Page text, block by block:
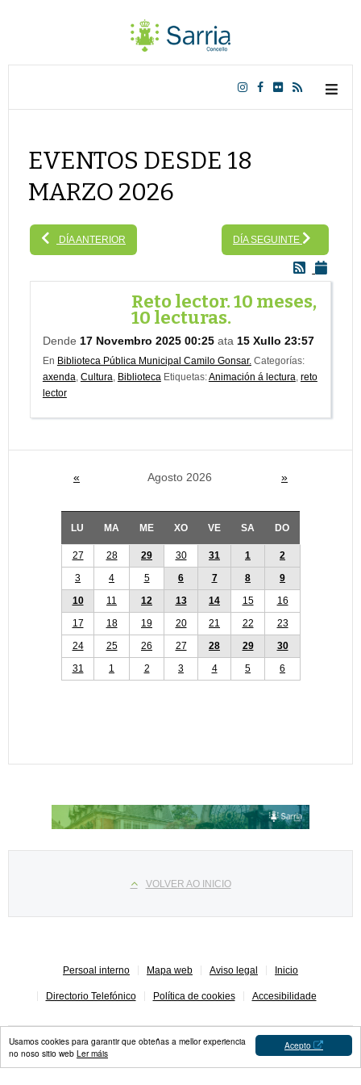
Acepto
Usamos cookies para garantir que obteñas a mellor experiencia
no noso sitio web Ler máis
EVENTOS DESDE 18
MARZO 2026
DÍA ANTERIOR DÍA SEGUINTE
Reto lector. 10 meses,
10 lecturas.
Dende 17 Novembro 2025 00:25 ata 15 Xullo 23:57
En Biblioteca Pública Municipal Camilo Gonsar. Categorías:
axenda, Cultura, Biblioteca Etiquetas:Animación á lectura, reto
lector
« Agosto 2026 »
LU MA ME XO VE SA DO
27 28 29 30 31 1
2
3
4 5 6 7 8
9
10
11 12 13 14 15
16
17
18 19 20 21 22
23
24
25 26 27 28 29
30
31
1 2 3 4 5 6
VOLVER AO INICIO
Persoal interno Mapa web Aviso legal Inicio
Directorio Telefónico Política de cookies Accesibilidade